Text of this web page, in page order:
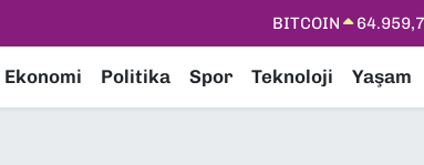
DOLAR
STERLİN
Ekonomi Politika Spor Teknoloji Yaşam